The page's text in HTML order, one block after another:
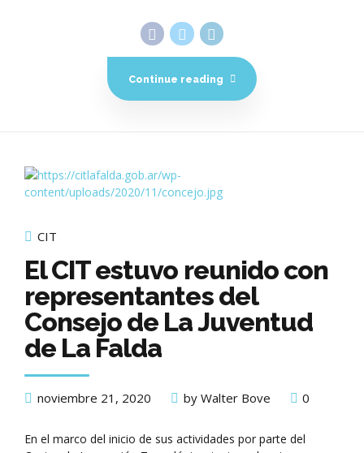
Continue reading
CIT
El CIT estuvo reunido con
representantes del
Consejo de La Juventud
de La Falda
noviembre 21, 2020 by Walter Bove 0
En el marco del inicio de sus actividades por parte del